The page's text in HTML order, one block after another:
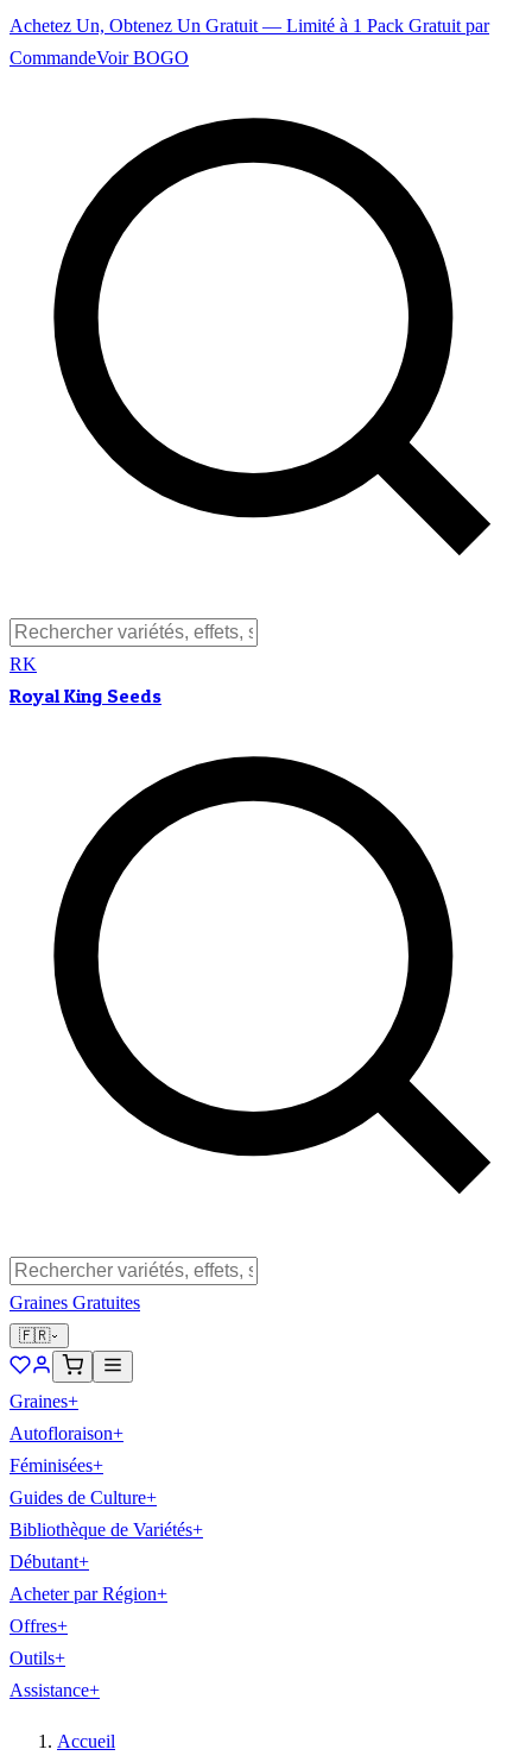
Achetez Un, Obtenez Un Gratuit — Limité à 1 Pack Gratuit par
CommandeVoir BOGO
RK
Royal King Seeds
Graines Gratuites
🇫🇷
Graines+
Autofloraison+
Féminisées+
Guides de Culture+
Bibliothèque de Variétés+
Débutant+
Acheter par Région+
Offres+
Outils+
Assistance+
Accueil